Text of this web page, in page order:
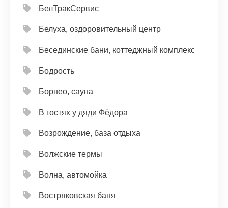
БелТракСервис
Белуха, оздоровительный центр
Бесединские бани, коттеджный комплекс
Бодрость
Борнео, сауна
В гостях у дяди Фёдора
Возрождение, база отдыха
Волжские термы
Волна, автомойка
Востряковская баня